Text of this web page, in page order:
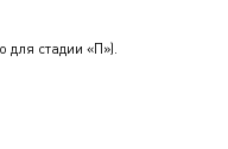
для стадии «П»).